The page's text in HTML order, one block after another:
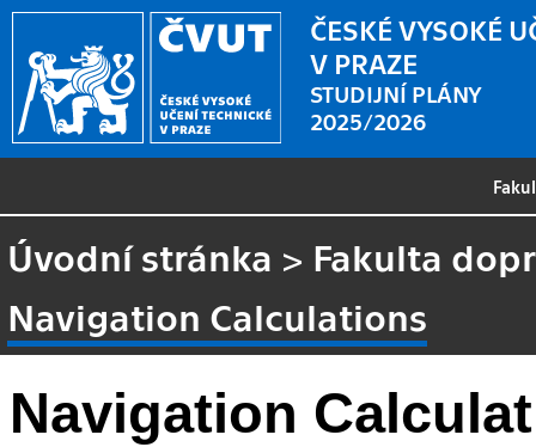
ČESKÉ VYSOKÉ
V PRAZE
STUDIJNÍ PLÁNY
2025/2026
Úvodní stránka > Fakulta
Navigation Calculations
Navigation